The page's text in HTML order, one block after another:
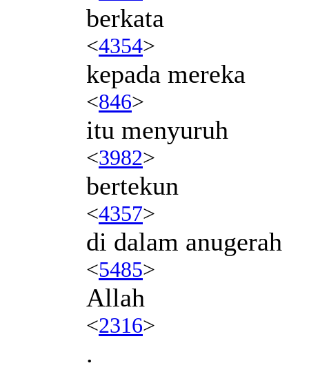
berkata
<4354>
kepada mereka
<846>
itu menyuruh
<3982>
bertekun
<4357>
di dalam anugerah
<5485>
Allah
<2316>
.